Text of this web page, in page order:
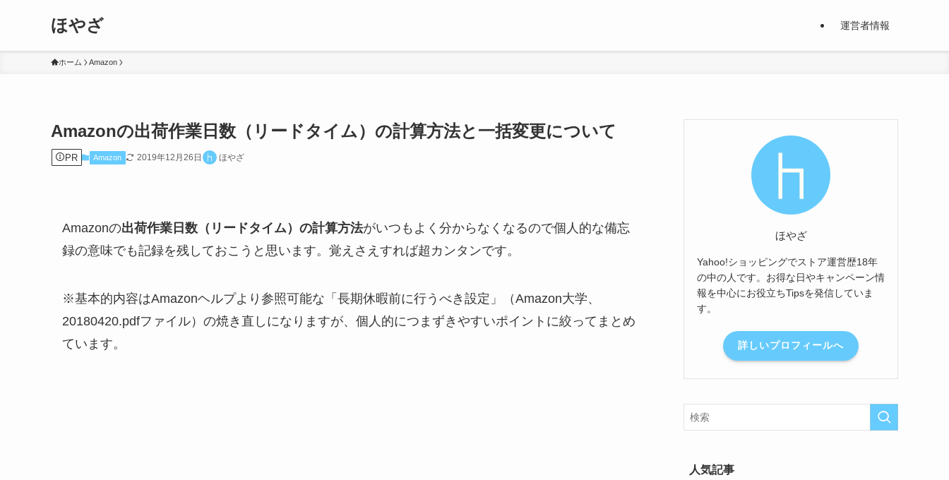
ほやざ 運営者情報
ホーム Amazon
Amazonの出荷作業日数（リードタイム）の計算方法と一括変更について
PR Amazon 2019年12月26日 ほやざ
Amazonの出荷作業日数（リードタイム）の計算方法がいつもよく分からなくなるので個人的な備忘
録の意味でも記録を残しておこうと思います。覚えさえすれば超カンタンです。
※基本的内容はAmazonヘルプより参照可能な「長期休暇前に行うべき設定」（Amazon大学、
20180420.pdfファイル）の焼き直しになりますが、個人的につまずきやすいポイントに絞ってまとめ
ています。
ほやざ
Yahoo!ショッピングでストア運営歴18年
の中の人です。お得な日やキャンペーン情
報を中心にお役立ちTipsを発信していま
す。
詳しいプロフィールへ
人気記事